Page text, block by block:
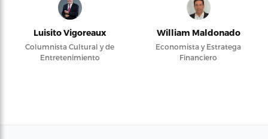
Luisito Vigoreaux
Columnista Cultural y de
Entretenimiento
William Maldonado
Economista y Estratega
Financiero